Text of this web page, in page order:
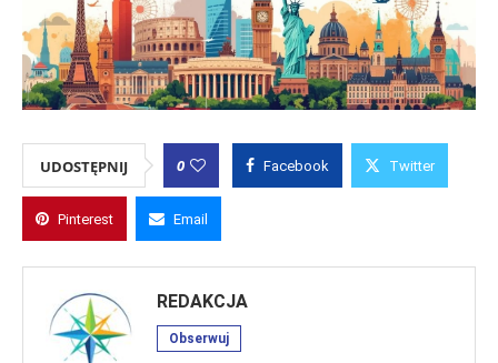
UDOSTĘPNIJ 0 Facebook Twitter
Pinterest Email
REDAKCJA
Obserwuj